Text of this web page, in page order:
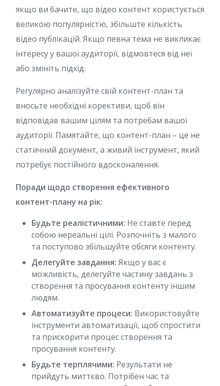
якщо ви бачите, що відео контент користується
великою популярністю, збільште кількість
відео публікацій. Якщо певна тема не викликає
інтересу у вашої аудиторії, відмовтеся від неї
або змініть підхід.
Регулярно аналізуйте свій контент-план та
вносьте необхідні корективи, щоб він
відповідав вашим цілям та потребам вашої
аудиторії. Памятайте, що контент-план – це не
статичний документ, а живий інструмент, який
потребує постійного вдосконалення.
Поради щодо створення ефективного
контент-плану на рік:
Будьте реалістичними: Не ставте перед
собою нереальні цілі. Розпочніть з малого
та поступово збільшуйте обсяги контенту.
Делегуйте завдання: Якщо у вас є
можливість, делегуйте частину завдань з
створення та просування контенту іншим
людям.
Автоматизуйте процеси: Використовуйте
інструменти автоматизації, щоб спростити
та прискорити процес створення та
просування контенту.
Будьте терплячими: Результати не
прийдуть миттєво. Потрібен час та